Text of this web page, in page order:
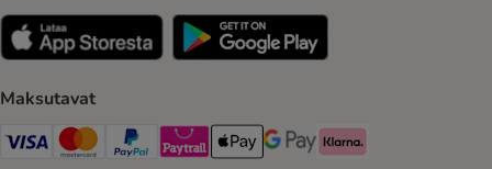
Maksutavat
VISA Payment Method
Mastercard Payment Method
Paypal Payment Method
Paytrail Payment Method
Apple Pay Payment Method
Google Pay Payment Method
Klarna Payment Method